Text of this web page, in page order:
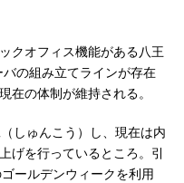
クオフィス機能がある八王
の組み立てラインが存在
在の体制が維持される。
しゅんこう）し、現在は内
げを行っているところ。引
ールデンウィークを利用